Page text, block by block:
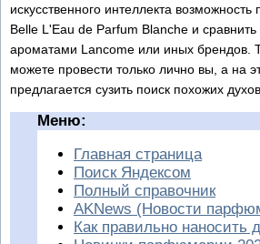
искусственного интеллекта
Belle L'Eau de Parfum Blanche и сравнить
ароматами Lancome или иных брендов.
можете провести только лично вы, а на
предлагается сузить поиск похожих духов.
Меню:
Главная страница
Поиск Яндексом
Полный справочник
AKNews (Новости
Как правильно наносить